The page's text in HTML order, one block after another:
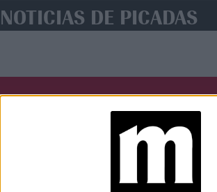
NOTICIAS DE PICADAS
Caras Noticias